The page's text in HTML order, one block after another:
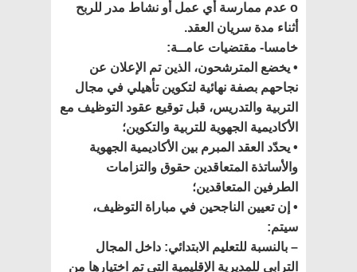
o عدم ممارسة أي عمل أو نشاط مدر للربح
أثناء مدة سريان العقد.
خامسا- مقتضيات عامــة:
• يخضع المترشحون، الذين تم الإعلان عن
نجاحهم بصفة نهائية لتكوين تأهيلي في مجال
التربية والتدريس، قبل توقيع عقود التوظيف مع
الأكاديمية الجهوية للتربية والتكوين؛
• يحدّد العقد المبرم بين الأكاديمية الجهوية
والأساتذة المتعاقدين حقوق والتزامات
الطرفين المتعاقدين؛
• إن تعيين الناجحين في مباراة التوظيف،
سيتم:
– بالنسبة للتعليم الابتدائي: داخل المجال
الترابي للمديرية الإقليمية التي تم اختيارها من